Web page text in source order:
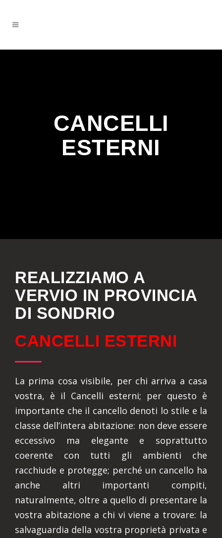
CANCELLI
ESTERNI
REALIZZIAMO A
VERVIO IN PROVINCIA
DI SONDRIO
CANCELLI ESTERNI
La prima cosa visibile, per chi arriva a casa
vostra, è il Cancelli esterni; per questo è
importante che il cancello denoti lo stile e la
classe dell’intera abitazione: non deve essere
eccessivo ma elegante e soprattutto
coerente con tutti gli ambienti che
racchiude e protegge; perché un cancello ha
anche altri importanti compiti,
naturalmente, oltre a quello di presentare la
vostra abitazione a chi vi viene a trovare: la
salvaguardia della vostra proprietà privata e